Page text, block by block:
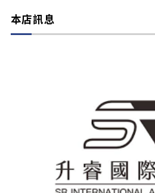
本店訊息